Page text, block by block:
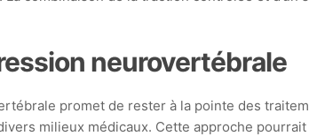
neurovertébrale
promet de rester à la pointe des
milieux médicaux. Cette approche